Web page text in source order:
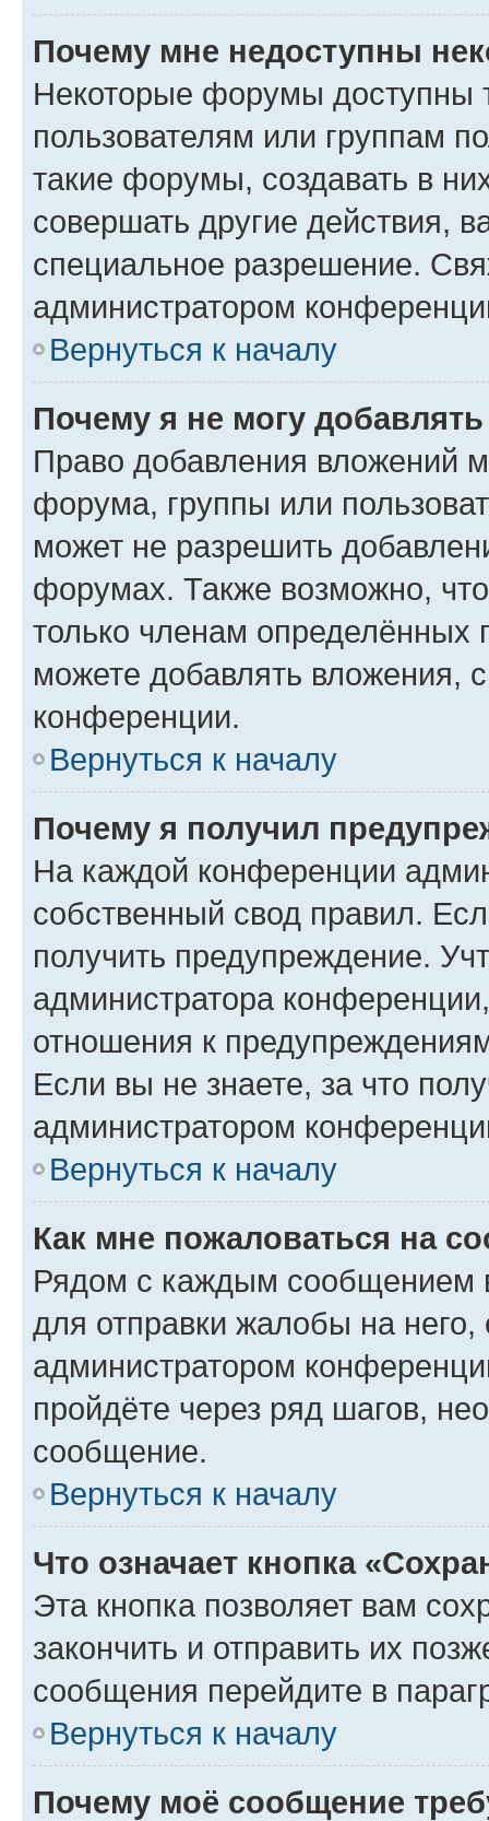
Почему мне недоступны
Некоторые форумы доступны
пользователям или группам
такие форумы, создавать в
совершать другие действия,
специальное разрешение.
администратором
Вернуться к началу
Почему я не могу
Право добавления вложений
форума, группы или
может не разрешить
форумах. Также возможно,
только членам определённых
можете добавлять вложения,
конференции.
Вернуться к началу
Почему я получил
На каждой конференции
собственный свод правил.
получить предупреждение.
администратора
отношения к
Если вы не знаете, за что
администратором
Вернуться к началу
Как мне пожаловаться на
Рядом с каждым сообщением
для отправки жалобы на
администратором
пройдёте через ряд шагов,
сообщение.
Вернуться к началу
Что означает кнопка
Эта кнопка позволяет вам
закончить и отправить их
сообщения перейдите в
Вернуться к началу
Почему моё сообщение